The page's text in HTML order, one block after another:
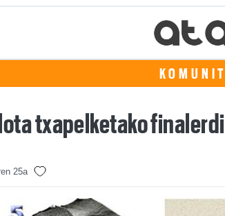
txapelketako
25a